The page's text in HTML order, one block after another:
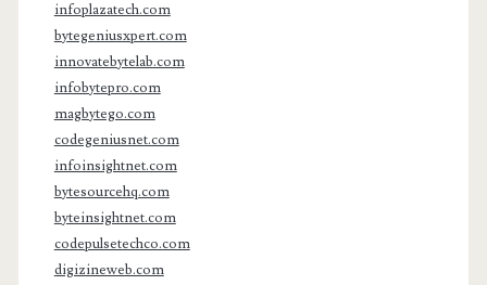
infoplazatech.com
bytegeniusxpert.com
innovatebytelab.com
infobytepro.com
magbytego.com
codegeniusnet.com
infoinsightnet.com
bytesourcehq.com
byteinsightnet.com
codepulsetechco.com
digizineweb.com